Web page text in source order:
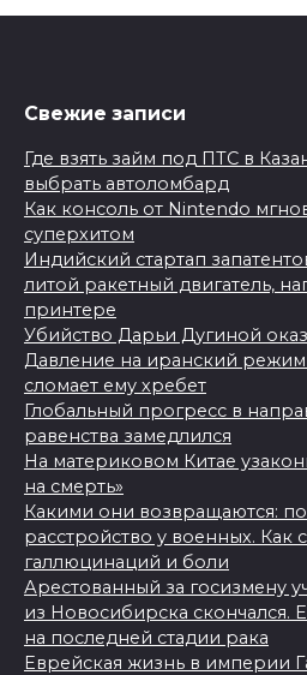
Свежие записи
Где взять займ под ПТС в
выбрать автоломбард
Как консоль от Nintendo
суперхитом
Индийский стартап
литой ракетный двигатель,
принтере
Убийство Дарьи Дугиной
Давление на иранский режим
сломает ему хребет
Глобальный прогресс в
равенства замедлился
На материковом Китае
на смерть»
Какими они возвращаются:
расстройство у военных. Как
галлюцинаций и боли
Арестованный за госизмену
из Новосибирска скончался.
на последней стадии рака
Еврейская жизнь в империи